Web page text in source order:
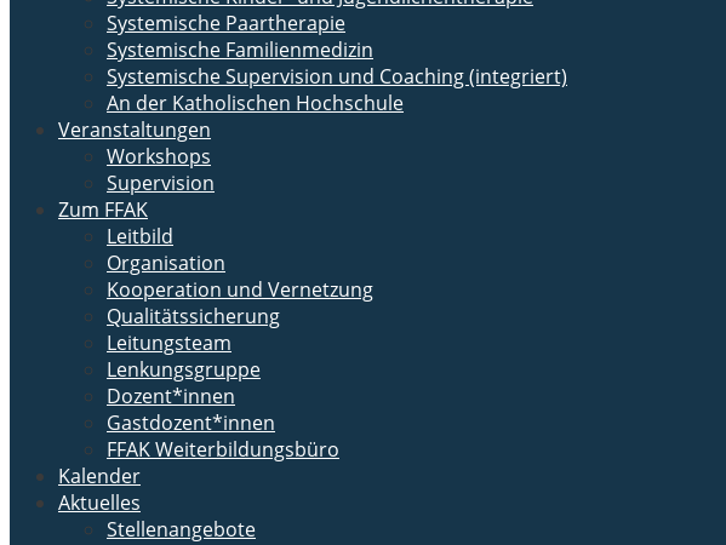
Systemische Paartherapie
Systemische Familienmedizin
Systemische Supervision und Coaching (integriert)
An der Katholischen Hochschule
Veranstaltungen
Workshops
Supervision
Zum FFAK
Leitbild
Organisation
Kooperation und Vernetzung
Qualitätssicherung
Leitungsteam
Lenkungsgruppe
Dozent*innen
Gastdozent*innen
FFAK Weiterbildungsbüro
Kalender
Aktuelles
Stellenangebote